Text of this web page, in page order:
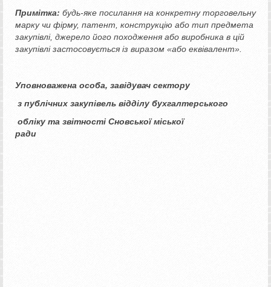
Примітка: будь-яке посилання на конкретну торговельну
марку чи фірму, патент, конструкцію або тип предмета
закупівлі, джерело його походження або виробника в цій
закупівлі застосовується із виразом «або еквівалент».
Уповноважена особа, завідувач сектору
з публічних закупівель відділу бухгалтерського
обліку та звітності Сновської міської
ради